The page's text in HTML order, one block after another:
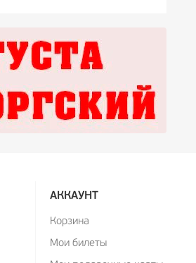
АККАУНТ
Корзина
Мои билеты